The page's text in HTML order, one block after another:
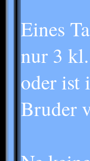
Eines
nur 3
oder ist
Bruder